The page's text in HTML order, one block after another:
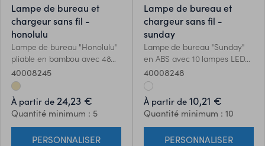
lampe de bureau et
chargeur sans fil -
honolulu
Lampe de bureau "Honolulu"
pliable en bambou avec 48
lampes LED, charge sans fil
rapide 10W et 2 ports USB.
Écran tactile. Sortie : DC
9V/1.1A Compatible avec les
derniers Androïdes, iPhone®
8 et plus récents.
40008245
À partir de 24,23 €
Quantité minimum : 5
PERSONNALISER
lampe de bureau et
chargeur sans fil -
sunday
Lampe de bureau "Sunday"
en ABS avec 10 lampes LED
et chargeur sans fil 10W.
Écran tactile. Sortie : DC
9V/1.1A (10W) pour une charge
rapide. Compatible avec les
derniers Androïdes, iPhone®
8 et plus récents.
40008248
À partir de 10,21 €
Quantité minimum : 10
PERSONNALISER